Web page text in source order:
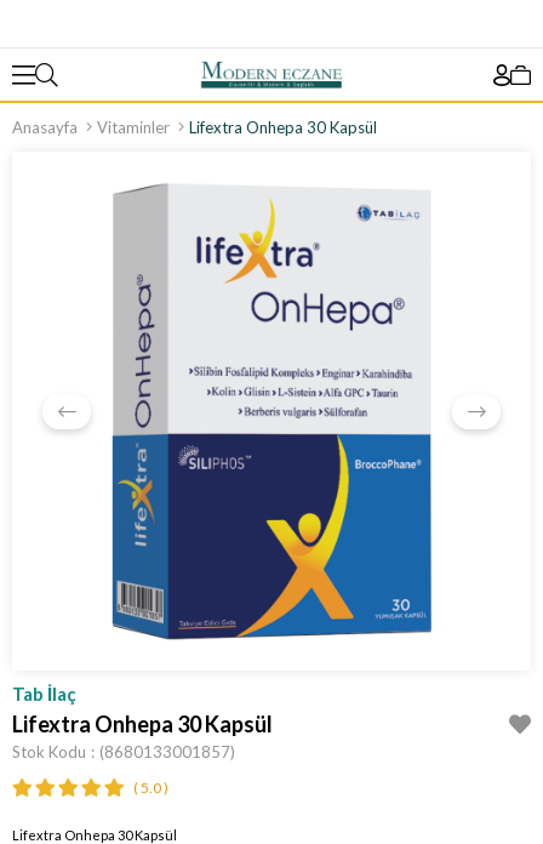
Anasayfa Vitaminler Lifextra Onhepa 30 Kapsül
Tab İlaç
Lifextra Onhepa 30 Kapsül
Stok Kodu (8680133001857)
5.0
Lifextra Onhepa 30 Kapsül